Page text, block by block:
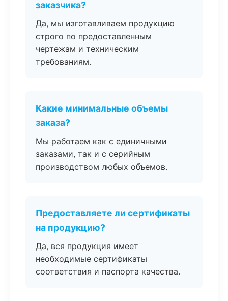
заказчика?
Да, мы изготавливаем продукцию
строго по предоставленным
чертежам и техническим
требованиям.
Какие минимальные объемы
заказа?
Мы работаем как с единичными
заказами, так и с серийным
производством любых объемов.
Предоставляете ли сертификаты
на продукцию?
Да, вся продукция имеет
необходимые сертификаты
соответствия и паспорта качества.